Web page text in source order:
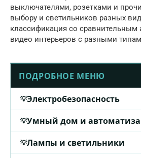
выключателями, розетками и
выбору и светильников разных
классификация со сравнительным
видео интерьеров с разными
ПОДРОБНОЕ МЕНЮ
Электробезопасность
Умный дом и
Лампы и светильники